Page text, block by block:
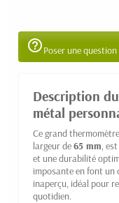
help_outlinePoser une
Description
métal
Ce grand
largeur de65 mm,
et une durabilité
imposante en font un
inaperçu, idéal pour
quotidien.